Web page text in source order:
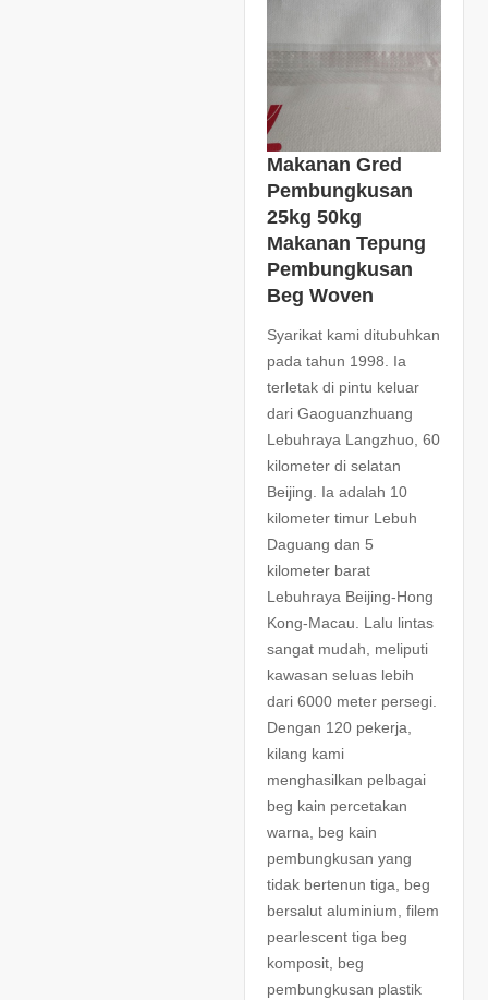
Makanan Gred
Pembungkusan
25kg 50kg
Makanan Tepung
Pembungkusan
Beg Woven
Syarikat kami ditubuhkan
pada tahun 1998. Ia
terletak di pintu keluar
dari Gaoguanzhuang
Lebuhraya Langzhuo, 60
kilometer di selatan
Beijing. Ia adalah 10
kilometer timur Lebuh
Daguang dan 5
kilometer barat
Lebuhraya Beijing-Hong
Kong-Macau. Lalu lintas
sangat mudah, meliputi
kawasan seluas lebih
dari 6000 meter persegi.
Dengan 120 pekerja,
kilang kami
menghasilkan pelbagai
beg kain percetakan
warna, beg kain
pembungkusan yang
tidak bertenun tiga, beg
bersalut aluminium, filem
pearlescent tiga beg
komposit, beg
pembungkusan plastik